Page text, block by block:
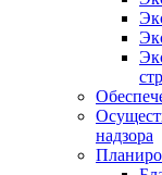
надзора